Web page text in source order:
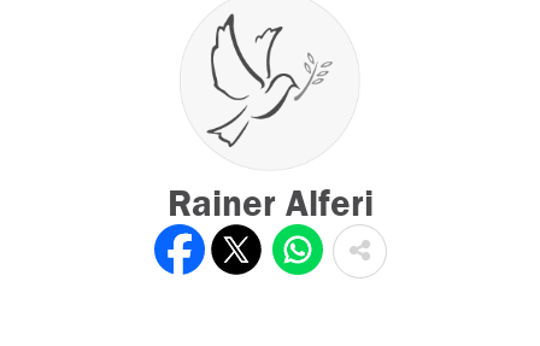
Rainer Alferi